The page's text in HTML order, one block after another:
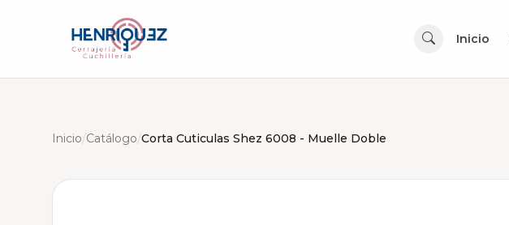
Inicio
Inicio/Catálogo/Corta Cuticulas Shez 6008 - Muelle Doble